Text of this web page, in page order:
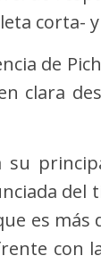
corta- y
de
clara
del
es más
con